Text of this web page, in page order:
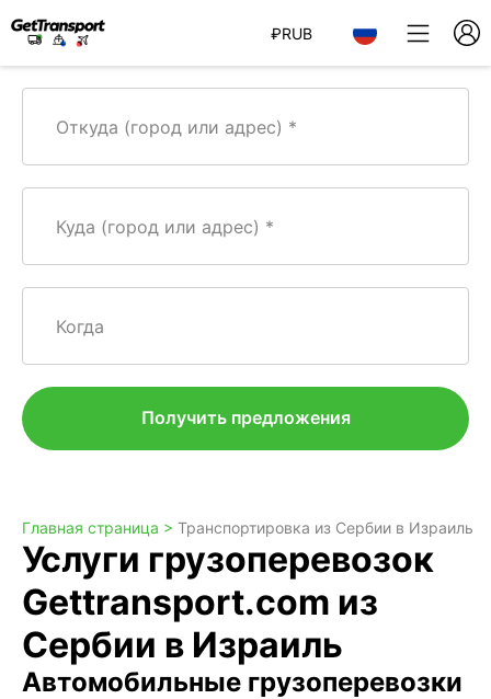
₽RUB
Откуда (город или адрес)
Куда (город или адрес)
Когда
Получить предложения
Главная страница > Транспортировка из Сербии в Израиль
Услуги грузоперевозок
Gettransport.com из
Сербии в Израиль
Автомобильные грузоперевозки